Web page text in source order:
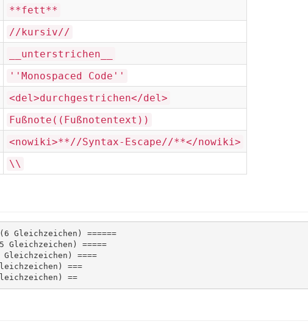
**fett**
//kursiv//
__unterstrichen__
''Monospaced Code''
<del>durchgestrichen</del>
Fußnote((Fußnotentext))
<nowiki>**//Syntax-Escape//**</nowiki>
\\
Gleichzeichen) ======
Gleichzeichen) =====
====
===
==